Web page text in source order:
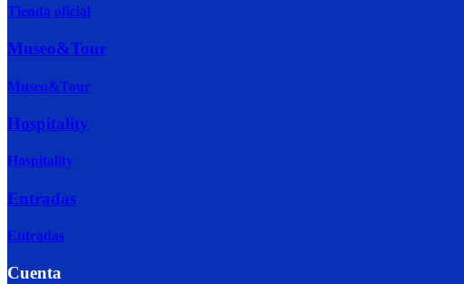
Tienda oficial
Museo&Tour
Museo&Tour
Hospitality
Hospitality
Entradas
Entradas
Cuenta